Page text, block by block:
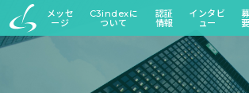
メッセ
ージ
C3indexに
ついて
認証
情報
インタビ
ュー